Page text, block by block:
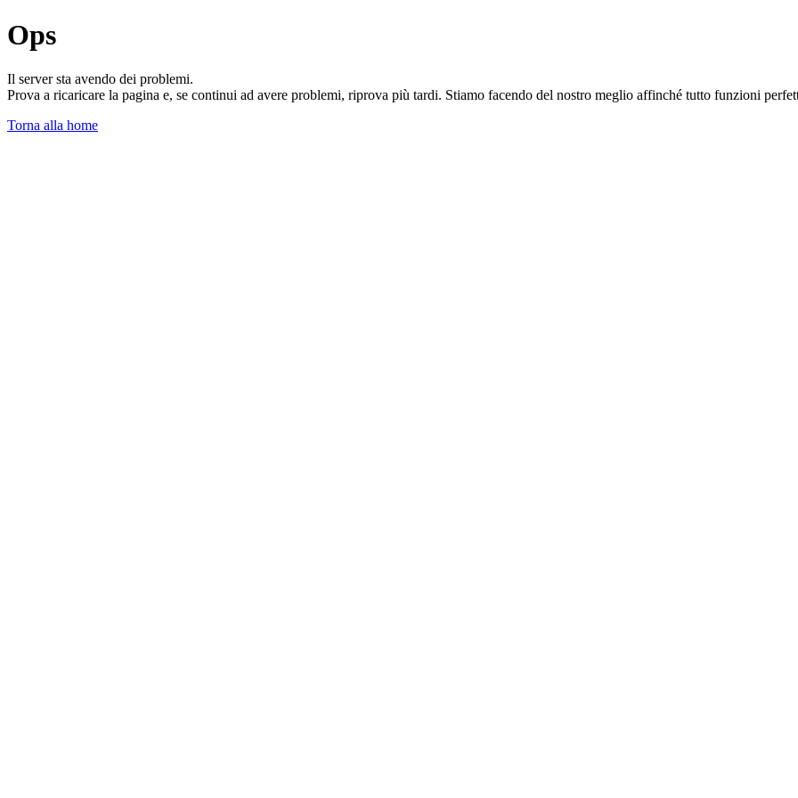
Ops
Il server sta avendo dei problemi.
Prova a ricaricare la pagina e, se continui ad avere problemi, riprova più tardi. Stiamo facendo del nostro meglio affinché tutto funzioni
Torna alla home